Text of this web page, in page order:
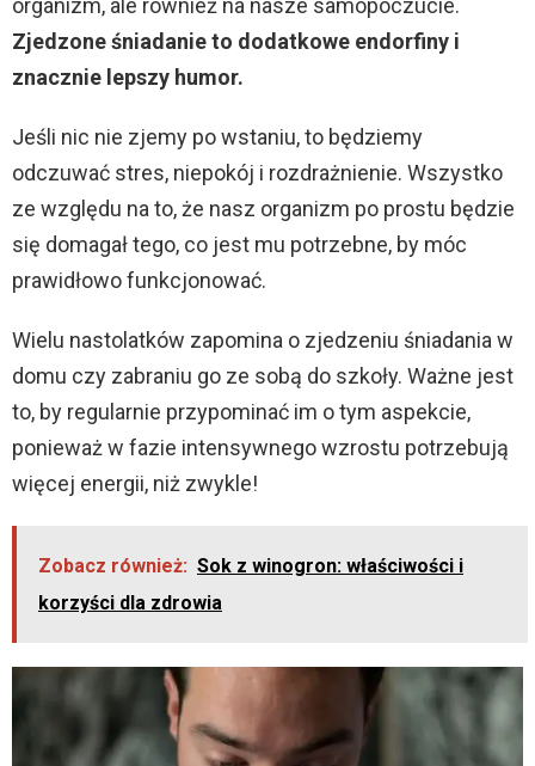
organizm, ale również na nasze samopoczucie.
Zjedzone śniadanie to dodatkowe endorfiny i
znacznie lepszy humor.
Jeśli nic nie zjemy po wstaniu, to będziemy
odczuwać stres, niepokój i rozdrażnienie. Wszystko
ze względu na to, że nasz organizm po prostu będzie
się domagał tego, co jest mu potrzebne, by móc
prawidłowo funkcjonować.
Wielu nastolatków zapomina o zjedzeniu śniadania w
domu czy zabraniu go ze sobą do szkoły. Ważne jest
to, by regularnie przypominać im o tym aspekcie,
ponieważ w fazie intensywnego wzrostu potrzebują
więcej energii, niż zwykle!
Zobacz również: Sok z winogron: właściwości i
korzyści dla zdrowia